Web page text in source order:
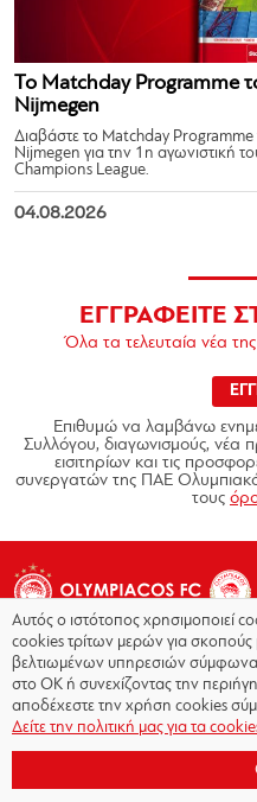
Το Matchday Programme
Nijmegen
Διαβάστε το Matchday
Nijmegen για την 1η αγωνιστική
Champions League.
04.08.2026
ΕΓΓΡΑΦΕΙΤΕ
Όλα τα τελευταία νέα
Επιθυμώ να λαμβάνω
Συλλόγου, διαγωνισμούς, νέα
εισιτηρίων και τις
συνεργατών της ΠΑΕ
τους
Copyright © 2026 -
Όροι χρήσης|Πολιτική
Επικοινωνία
Αυτός ο ιστότοπος χρησιμοποιεί
cookies τρίτων μερών για σκοπούς
βελτιωμένων υπηρεσιών σύμφωνα
στο OK ή συνεχίζοντας την
αποδέχεστε την χρήση cookies
Δείτε την πολιτική μας για τα